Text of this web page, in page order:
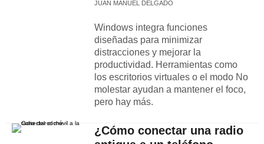
JUAN MANUEL DELGADO
Windows integra funciones
diseñadas para minimizar
distracciones y mejorar la
productividad. Herramientas como
los escritorios virtuales o el modo No
molestar ayudan a mantener el foco,
pero hay más.
¿Cómo conectar una radio